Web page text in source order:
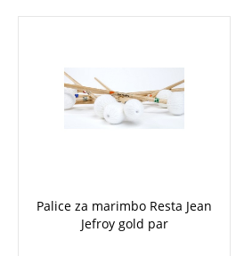
Palice za marimbo Resta Jean
Jefroy gold par